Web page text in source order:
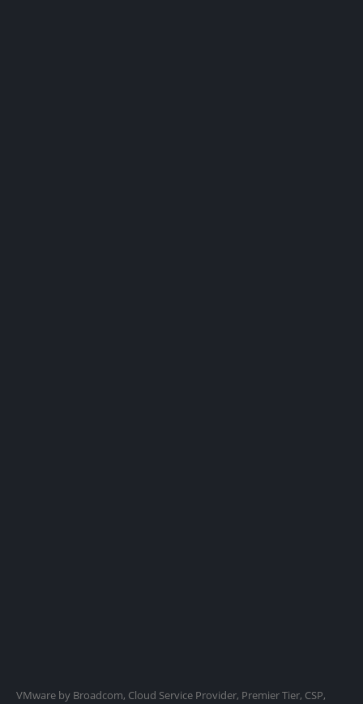
VMware by Broadcom, Cloud Service Provider, Premier Tier, CSP,